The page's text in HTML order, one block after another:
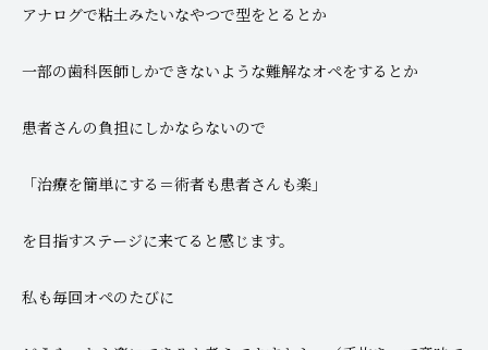
アナログで粘土みたいなやつで型をとるとか
一部の歯科医師しかできないような難解なオペをするとか
患者さんの負担にしかならないので
「治療を簡単にする＝術者も患者さんも楽」
を目指すステージに来てると感じます。
私も毎回オペのたびに